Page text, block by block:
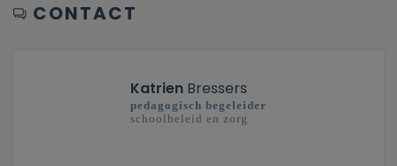
CONTACT
Katrien Bressers
pedagogisch begeleider
schoolbeleid en zorg